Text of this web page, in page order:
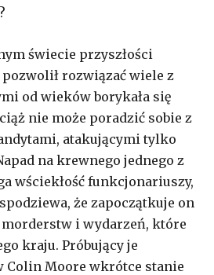
świecie przyszłości
rozwiązać wiele z
od wieków borykała się
nie może poradzić sobie z
atakującymi tylko
na krewnego jednego z
wściekłość funkcjonariuszy,
że zapoczątkuje on
i wydarzeń, które
kraju. Próbujący je
Colin Moore wkrótce stanie